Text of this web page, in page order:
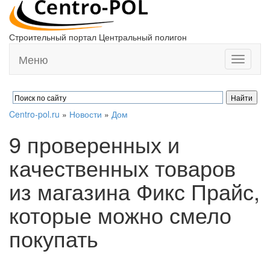
Строительный портал Центральный полигон
Toggle
Меню
Centro-pol.ru » Новости » Дом
9 проверенных и
качественных товаров
из магазина Фикс Прайс,
которые можно смело
покупать